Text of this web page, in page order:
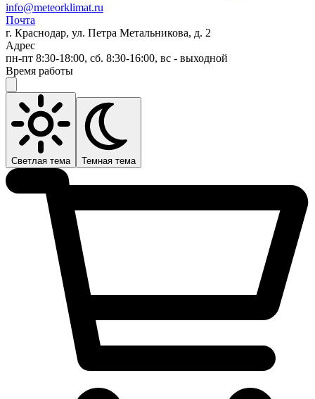
info@meteorklimat.ru
Почта
г. Краснодар, ул. Петра Метальникова, д. 2
Адрес
пн-пт 8:30-18:00, сб. 8:30-16:00, вс - выходной
Время работы
Светлая тема Темная тема